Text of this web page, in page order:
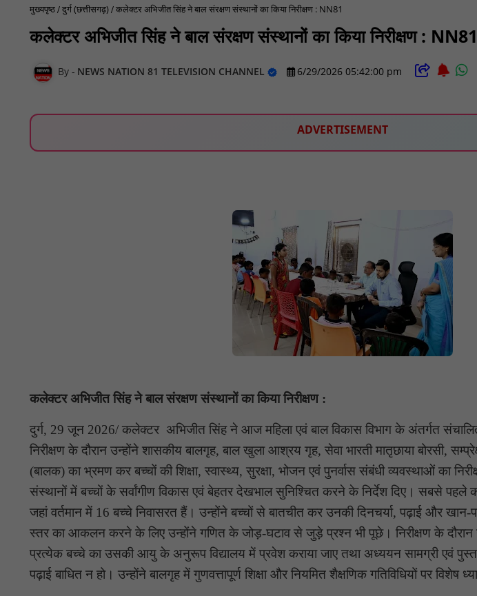
मुख्यपृष्ठ दुर्ग (छत्तीसगढ़) कलेक्टर अभिजीत सिंह ने बाल संरक्षण संस्थानों का किया निरीक्षण : NN81
कलेक्टर अभिजीत सिंह ने बाल संरक्षण संस्थानों का किया निरीक्षण : NN81
NEWS NATION 81 TELEVISION CHANNEL 6/29/2026 05:42:00 pm
ADVERTISEMENT
कलेक्टर अभिजीत सिंह ने बाल संरक्षण संस्थानों का किया निरीक्षण :
दुर्ग, 29 जून 2026/ कलेक्टर अभिजीत सिंह ने आज महिला एवं बाल विकास विभाग के अंतर्गत संचालित
निरीक्षण के दौरान उन्होंने शासकीय बालगृह, बाल खुला आश्रय गृह, सेवा भारती मातृछाया बोरसी,
(बालक) का भ्रमण कर बच्चों की शिक्षा, स्वास्थ्य, सुरक्षा, भोजन एवं पुनर्वास संबंधी व्यवस्थाओं का
संस्थानों में बच्चों के सर्वांगीण विकास एवं बेहतर देखभाल सुनिश्चित करने के निर्देश दिए। सबसे
जहां वर्तमान में 16 बच्चे निवासरत हैं। उन्होंने बच्चों से बातचीत कर उनकी दिनचर्या, पढ़ाई और खान-
स्तर का आकलन करने के लिए उन्होंने गणित के जोड़-घटाव से जुड़े प्रश्न भी पूछे। निरीक्षण के दौरान
प्रत्येक बच्चे का उसकी आयु के अनुरूप विद्यालय में प्रवेश कराया जाए तथा अध्ययन सामग्री एवं
पढ़ाई बाधित न हो। उन्होंने बालगृह में गुणवत्तापूर्ण शिक्षा और नियमित शैक्षणिक गतिविधियों पर विशेष